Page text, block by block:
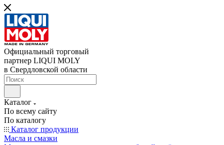
Официальный торговый
партнер LIQUI MOLY
в Свердловской области
Каталог
По всему сайту
По каталогу
Каталог продукции
Масла и смазки